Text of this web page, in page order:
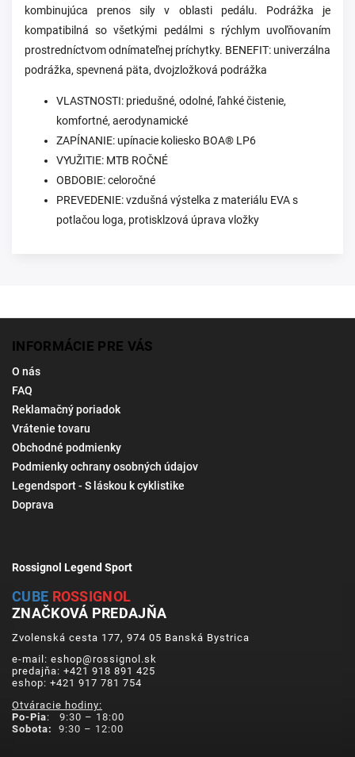
kombinujúca prenos sily v oblasti pedálu. Podrážka je
kompatibilná so všetkými pedálmi s rýchlym uvoľňovaním
prostredníctvom odnímateľnej príchytky. BENEFIT: univerzálna
podrážka, spevnená päta, dvojzložková podrážka
VLASTNOSTI: priedušné, odolné, ľahké čistenie,
komfortné, aerodynamické
ZAPÍNANIE: upínacie koliesko BOA® LP6
VYUŽITIE: MTB ROČNÉ
OBDOBIE: celoročné
PREVEDENIE: vzdušná výstelka z materiálu EVA s
potlačou loga, protisklzová úprava vložky
INFORMÁCIE PRE VÁS
O nás
FAQ
Reklamačný poriadok
Vrátenie tovaru
Obchodné podmienky
Podmienky ochrany osobných údajov
Legendsport - S láskou k cyklistike
Doprava
Rossignol Legend Sport
CUBE ROSSIGNOL
ZNAČKOVÁ PREDAJŇA
Zvolenská cesta 177, 974 05 Banská Bystrica
e-mail: eshop@rossignol.sk
predajňa: +421 918 891 425
eshop: +421 917 781 754
Otváracie hodiny:
Po-Pia: 9:30 – 18:00
Sobota:
9:30 – 12:00